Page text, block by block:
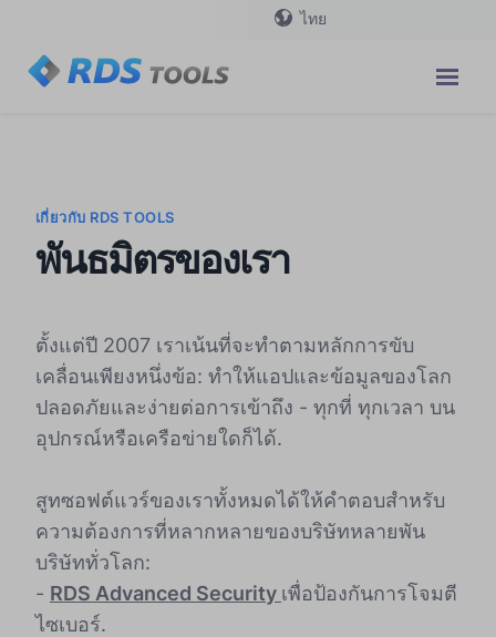
ไทย
เกี่ยวกับ RDS TOOLS
พันธมิตรของเรา
ตั้งแต่ปี 2007 เราเน้นที่จะทำตามหลักการขับ
เคลื่อนเพียงหนึ่งข้อ: ทำให้แอปและข้อมูลของโลก
ปลอดภัยและง่ายต่อการเข้าถึง - ทุกที่ ทุกเวลา บน
อุปกรณ์หรือเครือข่ายใดก็ได้.
สูทซอฟต์แวร์ของเราทั้งหมดได้ให้คำตอบสำหรับ
ความต้องการที่หลากหลายของบริษัทหลายพัน
บริษัททั่วโลก:
- RDS Advanced Security เพื่อป้องกันการโจมตี
ไซเบอร์.